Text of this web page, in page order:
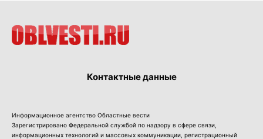
Контактные данные
Информационное агентство Областные вести
Зарегистрировано Федеральной службой по надзору в сфере связи,
информационных технологий и массовых коммуникации, регистрационный